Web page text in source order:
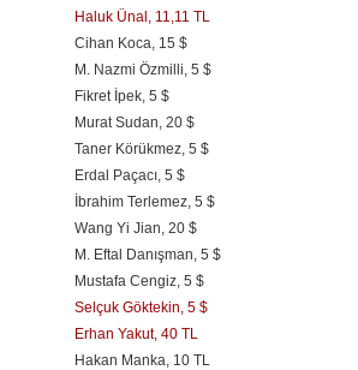
Haluk Ünal, 11,11 TL
Cihan Koca, 15 $
M. Nazmi Özmilli, 5 $
Fikret İpek, 5 $
Murat Sudan, 20 $
Taner Körükmez, 5 $
Erdal Paçacı, 5 $
İbrahim Terlemez, 5 $
Wang Yi Jian, 20 $
M. Eftal Danışman, 5 $
Mustafa Cengiz, 5 $
Selçuk Göktekin, 5 $
Erhan Yakut, 40 TL
Hakan Manka, 10 TL